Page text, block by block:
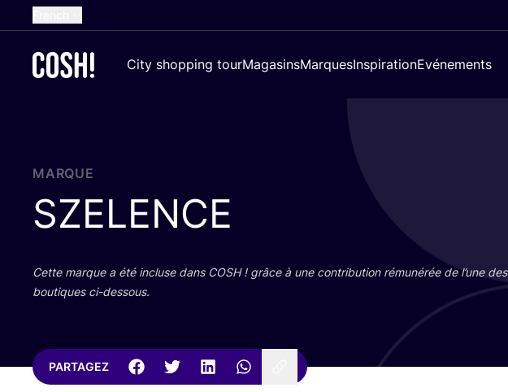
Dutch
Croatian
City shopping tourMagasinsMarquesInspirationEvénements
MARQUE
SZELENCE
Cette marque a été incluse dans COSH! grâce à une contri­bu­tion rému­né­rée de l’une des
bou­tiques ci-dessous.
PARTAGEZ